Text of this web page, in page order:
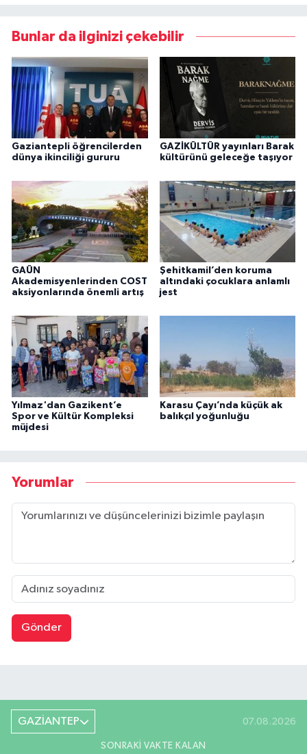
Bunlar da ilginizi çekebilir
Gaziantepli öğrencilerden
dünya ikinciliği gururu
GAZİKÜLTÜR yayınları Barak
kültürünü geleceğe taşıyor
GAÜN
Akademisyenlerinden COST
aksiyonlarında önemli artış
Şehitkamil’den koruma
altındaki çocuklara anlamlı
jest
Yılmaz'dan Gazikent’e
Spor ve Kültür Kompleksi
müjdesi
Karasu Çayı’nda küçük ak
balıkçıl yoğunluğu
Yorumlar
Gönder
GAZİANTEP 07.08.2026
SONRAKI VAKTE KALAN